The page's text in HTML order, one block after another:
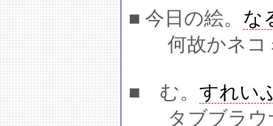
■ 今日の絵。 な
何故かネコ
■ む。すれい
タブブラウ